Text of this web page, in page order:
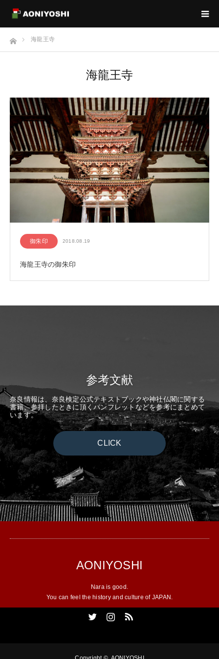
ホーム海龍王寺
海龍王寺
御朱印 2018.08.19
海龍王寺の御朱印
参考文献
奈良情報は、奈良検定公式テキストブックや神社仏閣に関する
書籍、参拝したときに頂くパンフレットなどを参考にまとめて
います。
CLICK
AONIYOSHI
Nara is good.
You can feel the history and culture of JAPAN.